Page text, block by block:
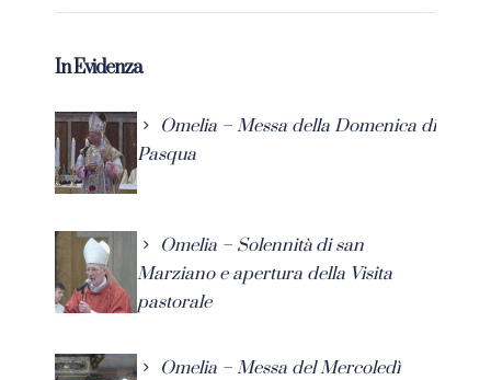
In Evidenza
Omelia – Messa della Domenica di
Pasqua
Omelia – Solennità di san
Marziano e apertura della Visita
pastorale
Omelia – Messa del Mercoledì